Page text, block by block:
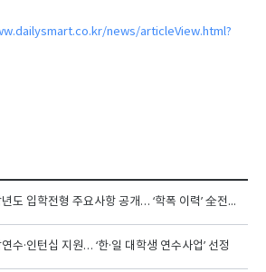
news/articleView.html?
2026학년도 입학전형 주요사항 공개… ‘학폭 이력’ 全전형 반영
수·인턴십 지원… ‘한·일 대학생 연수사업’ 선정